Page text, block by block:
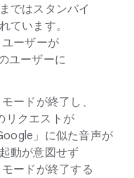
では​スタンバイ
ています。​
ーザーが​
ユーザーに​
ードが​終了し、​
リクエストが​
」に​似た​音声が​
動が​意図せず​
ードが​終了する​